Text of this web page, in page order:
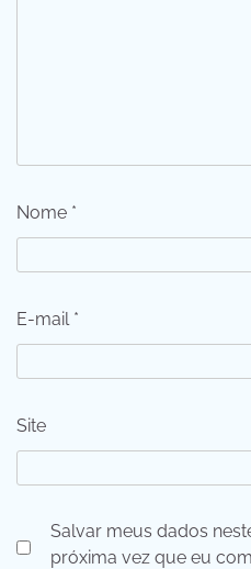
Nome *
E-mail *
Site
Salvar meus dados
próxima vez que eu